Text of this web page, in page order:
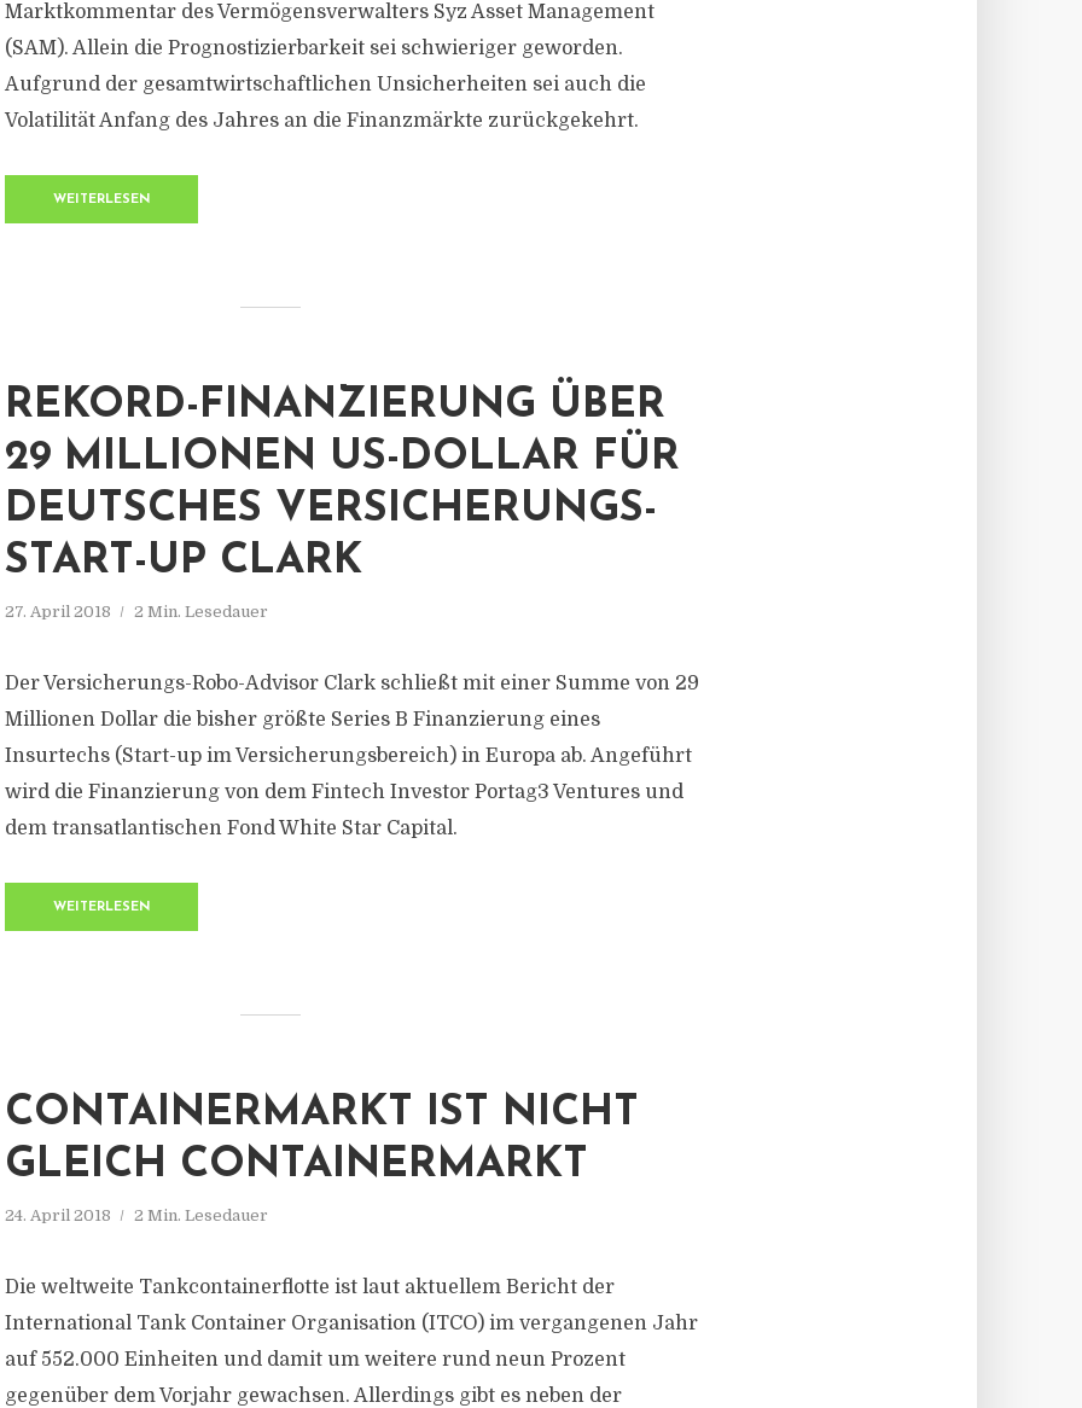
Marktkommentar des Vermögensverwalters Syz Asset Management
(SAM). Allein die Prognostizierbarkeit sei schwieriger geworden.
Aufgrund der gesamtwirtschaftlichen Unsicherheiten sei auch die
Volatilität Anfang des Jahres an die Finanzmärkte zurückgekehrt.
WEITERLESEN
REKORD-FINANZIERUNG ÜBER
29 MILLIONEN US-DOLLAR FÜR
DEUTSCHES VERSICHERUNGS-
START-UP CLARK
27. April 2018 2 Min. Lesedauer
Der Versicherungs-Robo-Advisor Clark schließt mit einer Summe von 29
Millionen Dollar die bisher größte Series B Finanzierung eines
Insurtechs (Start-up im Versicherungsbereich) in Europa ab. Angeführt
wird die Finanzierung von dem Fintech Investor Portag3 Ventures und
dem transatlantischen Fond White Star Capital.
WEITERLESEN
CONTAINERMARKT IST NICHT
GLEICH CONTAINERMARKT
24. April 2018 2 Min. Lesedauer
Die weltweite Tankcontainerflotte ist laut aktuellem Bericht der
International Tank Container Organisation (ITCO) im vergangenen Jahr
auf 552.000 Einheiten und damit um weitere rund neun Prozent
gegenüber dem Vorjahr gewachsen. Allerdings gibt es neben der